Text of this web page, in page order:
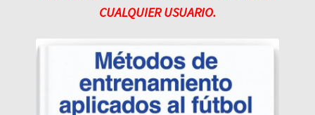
CUALQUIER USUARIO.